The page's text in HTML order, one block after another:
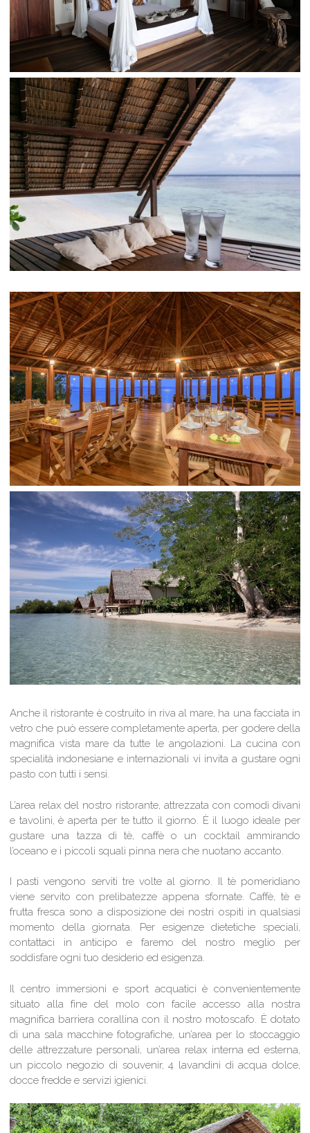
Anche il ristorante è costruito in riva al mare, ha una facciata in
vetro che può essere completamente aperta, per godere della
magnifica vista mare da tutte le angolazioni. La cucina con
specialità indonesiane e internazionali vi invita a gustare ogni
pasto con tutti i sensi.
L’area relax del nostro ristorante, attrezzata con comodi divani
e tavolini, è aperta per te tutto il giorno. È il luogo ideale per
gustare una tazza di tè, caffè o un cocktail ammirando
l’oceano e i piccoli squali pinna nera che nuotano accanto.
I pasti vengono serviti tre volte al giorno. Il tè pomeridiano
viene servito con prelibatezze appena sfornate. Caffè, tè e
frutta fresca sono a disposizione dei nostri ospiti in qualsiasi
momento della giornata. Per esigenze dietetiche speciali,
contattaci in anticipo e faremo del nostro meglio per
soddisfare ogni tuo desiderio ed esigenza.
Il centro immersioni e sport acquatici è convenientemente
situato alla fine del molo con facile accesso alla nostra
magnifica barriera corallina con il nostro motoscafo. È dotato
di una sala macchine fotografiche, un’area per lo stoccaggio
delle attrezzature personali, un’area relax interna ed esterna,
un piccolo negozio di souvenir, 4 lavandini di acqua dolce,
docce fredde e servizi igienici.